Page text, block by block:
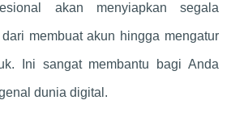
akan menyiapkan segala
membuat akun hingga mengatur
Ini sangat membantu bagi Anda
dunia digital.